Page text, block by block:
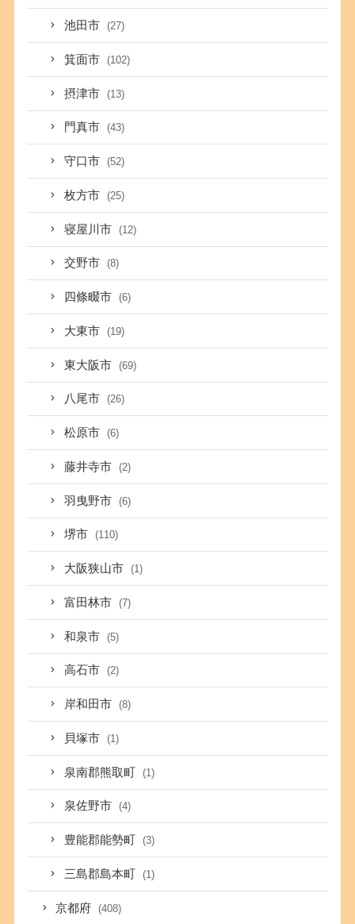
池田市 (27)
箕面市 (102)
摂津市 (13)
門真市 (43)
守口市 (52)
枚方市 (25)
寝屋川市 (12)
交野市 (8)
四條畷市 (6)
大東市 (19)
東大阪市 (69)
八尾市 (26)
松原市 (6)
藤井寺市 (2)
羽曳野市 (6)
堺市 (110)
大阪狭山市 (1)
富田林市 (7)
和泉市 (5)
高石市 (2)
岸和田市 (8)
貝塚市 (1)
泉南郡熊取町 (1)
泉佐野市 (4)
豊能郡能勢町 (3)
三島郡島本町 (1)
京都府 (408)